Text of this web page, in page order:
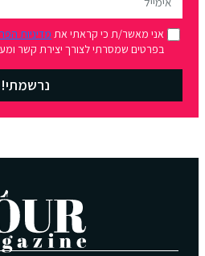
אני מאשר/ת כי קראתי את מדיניות
בפרטים שמסרתי לצורך יצירת קשר
נרשמתי!